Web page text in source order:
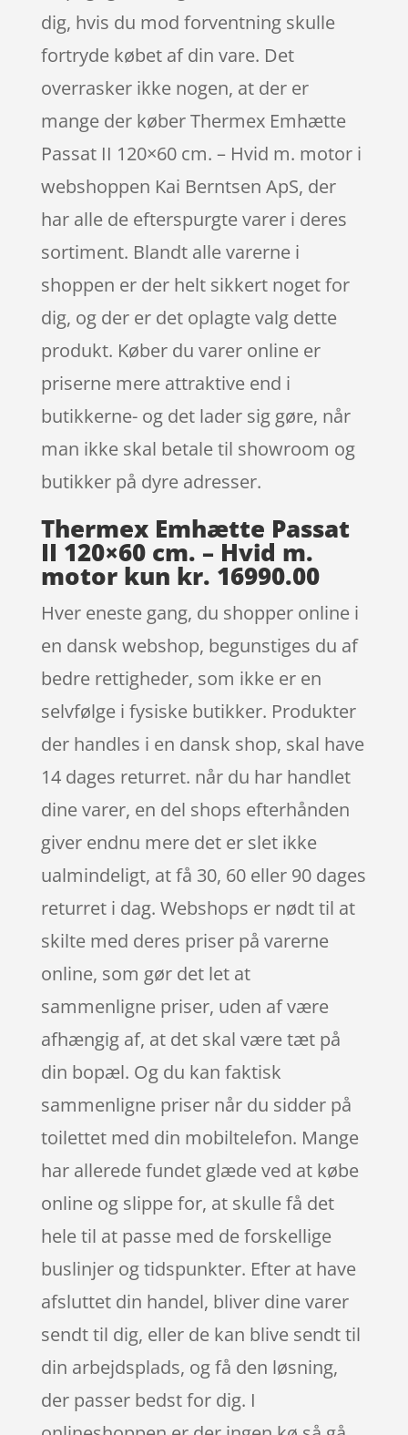
dig, hvis du mod forventning skulle
fortryde købet af din vare. Det
overrasker ikke nogen, at der er
mange der køber Thermex Emhætte
Passat II 120×60 cm. – Hvid m. motor i
webshoppen Kai Berntsen ApS, der
har alle de efterspurgte varer i deres
sortiment. Blandt alle varerne i
shoppen er der helt sikkert noget for
dig, og der er det oplagte valg dette
produkt. Køber du varer online er
priserne mere attraktive end i
butikkerne- og det lader sig gøre, når
man ikke skal betale til showroom og
butikker på dyre adresser.
Thermex Emhætte Passat
II 120×60 cm. – Hvid m.
motor kun kr. 16990.00
Hver eneste gang, du shopper online i
en dansk webshop, begunstiges du af
bedre rettigheder, som ikke er en
selvfølge i fysiske butikker. Produkter
der handles i en dansk shop, skal have
14 dages returret. når du har handlet
dine varer, en del shops efterhånden
giver endnu mere det er slet ikke
ualmindeligt, at få 30, 60 eller 90 dages
returret i dag. Webshops er nødt til at
skilte med deres priser på varerne
online, som gør det let at
sammenligne priser, uden af være
afhængig af, at det skal være tæt på
din bopæl. Og du kan faktisk
sammenligne priser når du sidder på
toilettet med din mobiltelefon. Mange
har allerede fundet glæde ved at købe
online og slippe for, at skulle få det
hele til at passe med de forskellige
buslinjer og tidspunkter. Efter at have
afsluttet din handel, bliver dine varer
sendt til dig, eller de kan blive sendt til
din arbejdsplads, og få den løsning,
der passer bedst for dig. I